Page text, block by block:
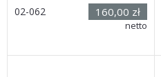
02-062 160,00 zł
netto
Dostawa: 28 dni